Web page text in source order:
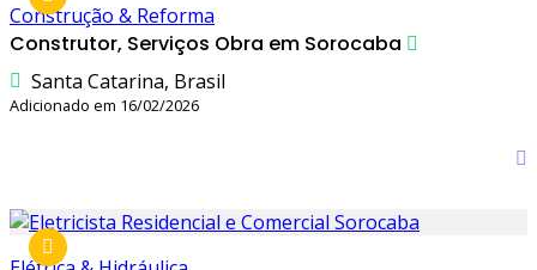
Construção & Reforma
Construtor, Serviços Obra em Sorocaba
Santa Catarina, Brasil
Adicionado em 16/02/2026